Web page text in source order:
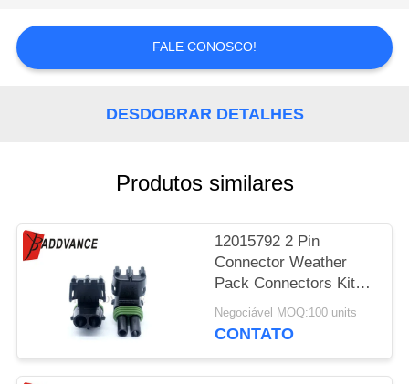
CITAÇÕES
POLÍTICA
DE
PRIVACIDADE
FALE CONOSCO!
DESDOBRAR DETALHES
Produtos similares
12015792 2 Pin
Connector Weather
Pack Connectors Kit
Conectores elétricos
automóveis à prova
Negociável MOQ:100 units
CONTATO